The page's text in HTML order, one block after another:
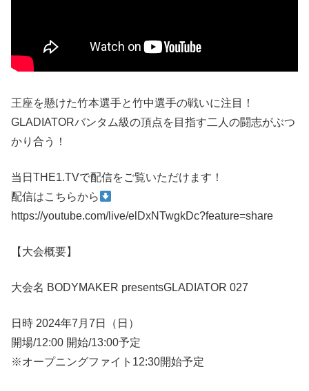
王座を懸けた竹本選手と竹中選手の戦いに注目！
GLADIATORバンタム級の頂点を目指す二人の闘志がぶつ
かり合う！
当日THE1.TVで配信をご覧いただけます！
配信はこちらから
https://youtube.com/live/elDxNTwgkDc?feature=share
【大会概要】
大会名 BODYMAKER presentsGLADIATOR 027
日時 2024年7月7日（日）
開場/12:00 開始/13:00予定
※オープニングファイト12:30開始予定